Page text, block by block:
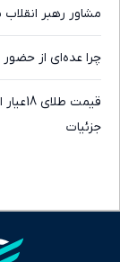
مشاور رهبر
چرا عده‌ای از حضور
جزئیات